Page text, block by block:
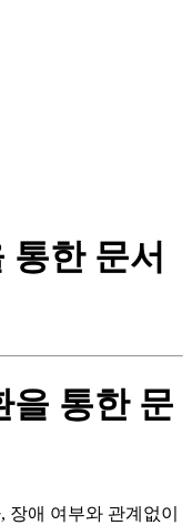
통한 문서
을 통한 문
애 여부와 관계없이